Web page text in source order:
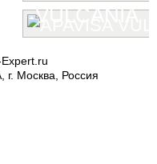
VULCANIA
, г. Москва, Россия